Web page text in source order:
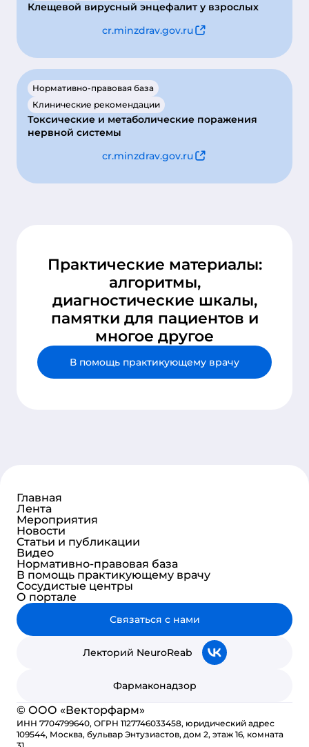
Клещевой вирусный энцефалит у взрослых
cr.minzdrav.gov.ru
Нормативно-правовая база
Клинические рекомендации
Токсические и метаболические поражения
нервной системы
cr.minzdrav.gov.ru
Практические материалы:
алгоритмы,
диагностические шкалы,
памятки для пациентов и
многое другое
В помощь практикующему врачу
Главная
Лента
Мероприятия
Новости
Статьи и публикации
Видео
Нормативно-правовая база
В помощь практикующему врачу
Сосудистые центры
О портале
Связаться с нами
Лекторий NeuroReab
Фармаконадзор
© ООО «Векторфарм»
ИНН 7704799640, ОГРН 1127746033458, юридический адрес
109544, Москва, бульвар Энтузиастов, дом 2, этаж 16, комната